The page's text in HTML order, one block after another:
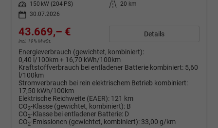
Leistung
150 kW (204 PS) Kilometerstand
20 km
30.07.2026
43.669,– €
incl. 19% MwSt.
Details
Energieverbrauch (gewichtet, kombiniert):
0,40 l/100km + 16,70 kWh/100km
Kraftstoffverbrauch bei entladener Batterie kombiniert: 5,60
l/100km
Stromverbrauch bei rein elektrischem Betrieb kombiniert:
17,50 kWh/100km
Elektrische Reichweite (EAER): 121 km
CO2-Klasse (gewichtet, kombiniert): B
CO2-Klasse bei entladener Batterie: D
CO2-Emissionen (gewichtet, kombiniert): 33,00 g/km